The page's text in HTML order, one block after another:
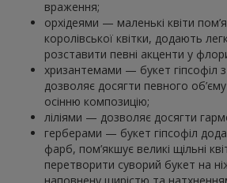
враження;
орхідеями — маленькі квіти
королівської квітки, додають
розставити певні акценти у
хризантемами — букет гіпсофіл
дозволяє досягти певного
осінню композицію;
ліліями — дозволяє досягти
герберами — букет гіпсофіл
фарб, пом’якшує великі щільні
перетворити суворий букет на
наповнену щирістю та